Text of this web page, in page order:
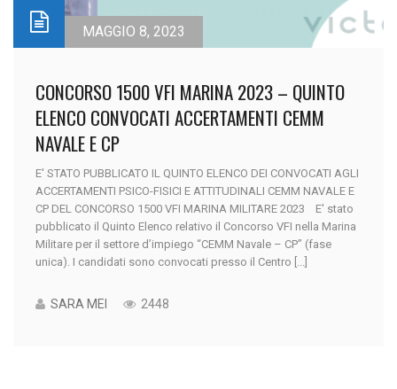
MAGGIO 8, 2023
CONCORSO 1500 VFI MARINA 2023 – QUINTO
ELENCO CONVOCATI ACCERTAMENTI CEMM
NAVALE E CP
E' STATO PUBBLICATO IL QUINTO ELENCO DEI CONVOCATI AGLI
ACCERTAMENTI PSICO-FISICI E ATTITUDINALI CEMM NAVALE E
CP DEL CONCORSO 1500 VFI MARINA MILITARE 2023 E' stato
pubblicato il Quinto Elenco relativo il Concorso VFI nella Marina
Militare per il settore d’impiego “CEMM Navale – CP” (fase
unica). I candidati sono convocati presso il Centro [...]
SARA MEI 2448